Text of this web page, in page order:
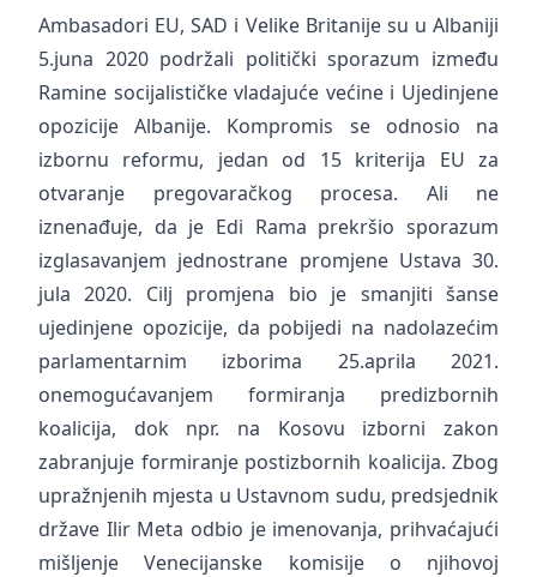
Ambasadori EU, SAD i Velike Britanije su u Albaniji
5.juna 2020 podržali politički sporazum između
Ramine socijalističke vladajuće većine i Ujedinjene
opozicije Albanije. Kompromis se odnosio na
izbornu reformu, jedan od 15 kriterija EU za
otvaranje pregovaračkog procesa. Ali ne
iznenađuje, da je Edi Rama prekršio sporazum
izglasavanjem jednostrane promjene Ustava 30.
jula 2020. Cilj promjena bio je smanjiti šanse
ujedinjene opozicije, da pobijedi na nadolazećim
parlamentarnim izborima 25.aprila 2021.
onemogućavanjem formiranja predizbornih
koalicija, dok npr. na Kosovu izborni zakon
zabranjuje formiranje postizbornih koalicija. Zbog
upražnjenih mjesta u Ustavnom sudu, predsjednik
države Ilir Meta odbio je imenovanja, prihvaćajući
mišljenje Venecijanske komisije o njihovoj